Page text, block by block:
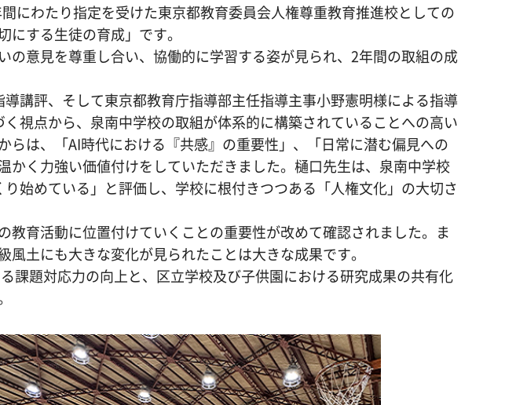
にわたり指定を受けた東京都教育委員会人権尊重教育推進校としての
する生徒の育成」です。
意見を尊重し合い、協働的に学習する姿が見られ、2年間の取組の成
講評、そして東京都教育庁指導部主任指導主事小野憲明様による指導
視点から、泉南中学校の取組が体系的に構築されていることへの高い
は、「AI時代における『共感』の重要性」、「日常に潜む偏見への
く力強い価値付けをしていただきました。樋口先生は、泉南中学校
始めている」と評価し、学校に根付きつつある「人権文化」の大切さ
育活動に位置付けていくことの重要性が改めて確認されました。ま
土にも大きな変化が見られたことは大きな成果です。
課題対応力の向上と、区立学校及び子供園における研究成果の共有化